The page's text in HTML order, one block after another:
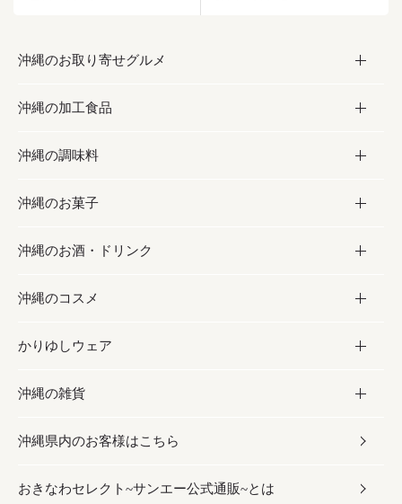
沖縄のお取り寄せグルメ
お取り寄せグルメ
フルーツ・野菜
お肉
海産物
沖縄の加工食品
加工食品
缶詰／パウチ
沖縄料理
沖縄そば／乾麺
レトルト食品
乾物／粉類
沖縄の調味料
調味料
砂糖／黒砂糖
塩
お酢／ドレッシング
しょうゆ
みそ
だし／スパイス／島唐辛子
沖縄のお菓子
お菓子
黒糖
ちんすこう
伝統菓子
スナック
おつまみ
沖縄のお酒・ドリンク
お酒・ドリンク
泡盛
ビール・チューハイ
ワイン・ウィスキー・カクテル
ドリンク
沖縄のコスメ
コスメ
スキンケア
ボディケア
ヘアケア
かりゆしウェア
かりゆしウェア
メンズ
レディース
沖縄の雑貨
雑貨
沖縄ファッション
沖縄県内のお客様はこちら
おきなわセレクト~サンエー公式通販~とは